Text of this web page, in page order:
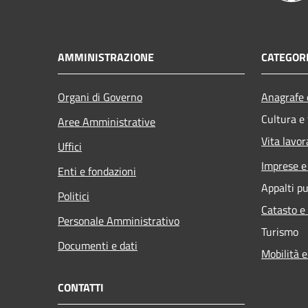
AMMINISTRAZIONE
Organi di Governo
Aree Amministrative
Uffici
Enti e fondazioni
Politici
Personale Amministrativo
Documenti e dati
Cultura
Vita
Imprese
Appalti
Catasto
Turismo
Mobilità
CONTATTI